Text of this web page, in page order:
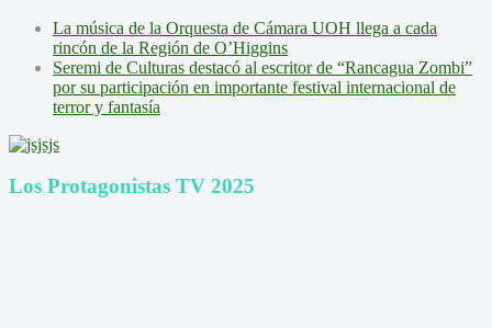
La música de la Orquesta de Cámara UOH llega a cada
rincón de la Región de O’Higgins
Seremi de Culturas destacó al escritor de “Rancagua Zombi”
por su participación en importante festival internacional de
terror y fantasía
Los Protagonistas TV 2025